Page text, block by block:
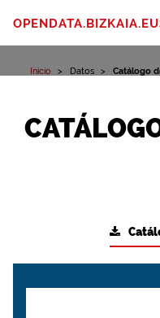
Inicio Datos Catálogo